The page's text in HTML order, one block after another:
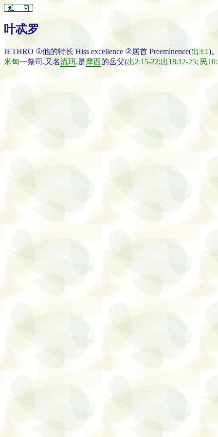
叶忒罗
JETHRO ①他的特长 Hiss excellence ②居首 Preeminence(出3:1)
米甸一祭司,又名流珥,是摩西的岳父(出2:15-22;出18:12-25; 民